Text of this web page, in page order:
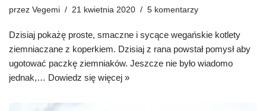
przez Vegemi 21 kwietnia 2020 5 komentarzy
Dzisiaj pokażę proste, smaczne i sycące wegańskie kotlety
ziemniaczane z koperkiem. Dzisiaj z rana powstał pomysł aby
ugotować paczkę ziemniaków. Jeszcze nie było wiadomo
jednak,… Dowiedz się więcej »